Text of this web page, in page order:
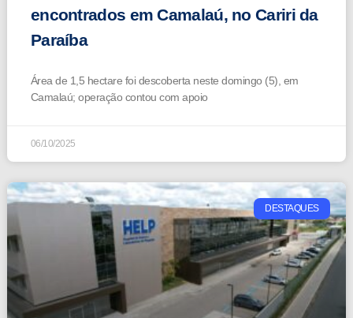
encontrados em Camalaú, no Cariri da
Paraíba
Área de 1,5 hectare foi descoberta neste domingo (5), em
Camalaú; operação contou com apoio
06/10/2025
DESTAQUES